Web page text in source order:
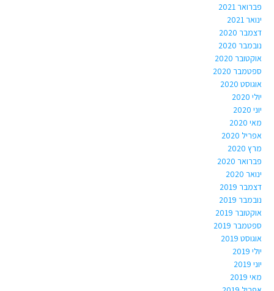
פברואר 2021
ינואר 2021
דצמבר 2020
נובמבר 2020
אוקטובר 2020
ספטמבר 2020
אוגוסט 2020
יולי 2020
יוני 2020
מאי 2020
אפריל 2020
מרץ 2020
פברואר 2020
ינואר 2020
דצמבר 2019
נובמבר 2019
אוקטובר 2019
ספטמבר 2019
אוגוסט 2019
יולי 2019
יוני 2019
מאי 2019